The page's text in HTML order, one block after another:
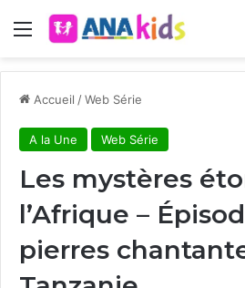
Menu
Accueil /Web Série
A la Une Web Série
Les mystères
l’Afrique –
pierres